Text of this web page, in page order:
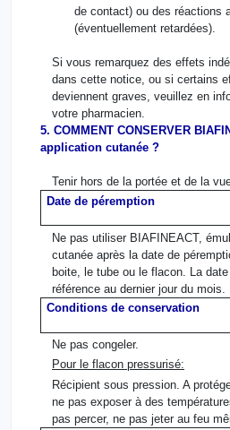
de contact) ou des réactions
(éventuellement retardées).
Si vous remarquez des effets
dans cette notice, ou si certains
deviennent graves, veuillez en
votre pharmacien.
5. COMMENT CONSERVER
application cutanée ?
Tenir hors de la portée et de la
Date de péremption
Ne pas utiliser BIAFINEACT,
cutanée après la date de
boite, le tube ou le flacon. La
référence au dernier jour du mois.
Conditions de conservation
Ne pas congeler.
Pour le flacon pressurisé:
Récipient sous pression. A
ne pas exposer à des
pas percer, ne pas jeter au feu